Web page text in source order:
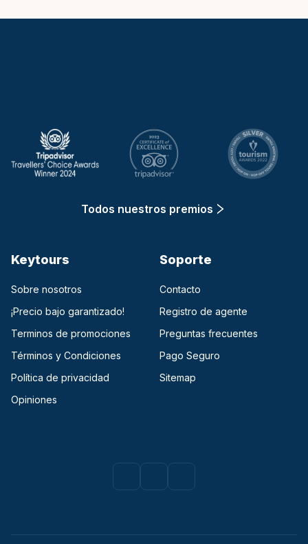
Todos nuestros premios
Keytours
Sobre nosotros
¡Precio bajo garantizado!
Terminos de promociones
Términos y Condiciones
Política de privacidad
Opiniones
Soporte
Contacto
Registro de agente
Preguntas frecuentes
Pago Seguro
Sitemap
Facebook
(opens in a new tab)
Instagram
(opens in a new tab)
Youtube
(opens in a new tab)